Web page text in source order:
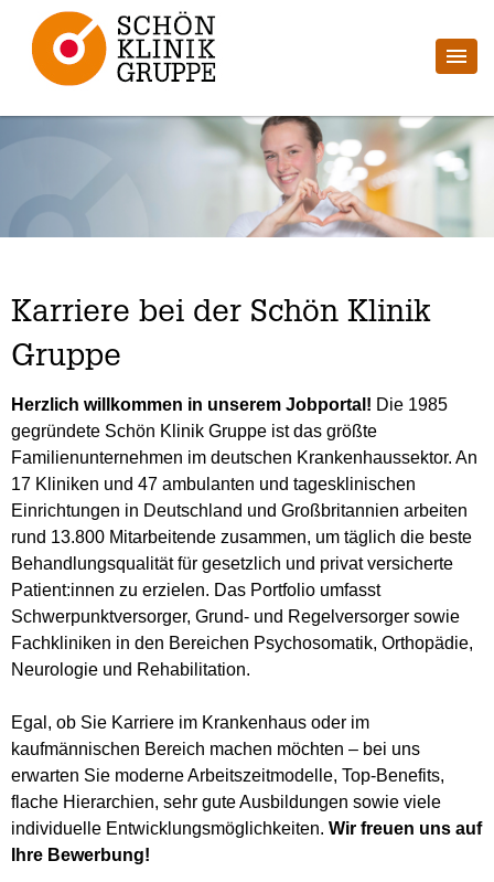
Karriere bei der Schön Klinik
Gruppe
Herzlich willkommen in unserem Jobportal! Die 1985
gegründete Schön Klinik Gruppe ist das größte
Familienunternehmen im deutschen Krankenhaussektor. An
17 Kliniken und 47 ambulanten und tagesklinischen
Einrichtungen in Deutschland und Großbritannien arbeiten
rund 13.800 Mitarbeitende zusammen, um täglich die beste
Behandlungsqualität für gesetzlich und privat versicherte
Patient:innen zu erzielen. Das Portfolio umfasst
Schwerpunktversorger, Grund- und Regelversorger sowie
Fachkliniken in den Bereichen Psychosomatik, Orthopädie,
Neurologie und Rehabilitation.
Egal, ob Sie Karriere im Krankenhaus oder im
kaufmännischen Bereich machen möchten – bei uns
erwarten Sie moderne Arbeitszeitmodelle, Top-Benefits,
flache Hierarchien, sehr gute Ausbildungen sowie viele
individuelle Entwicklungsmöglichkeiten. Wir freuen uns auf
Ihre Bewerbung!